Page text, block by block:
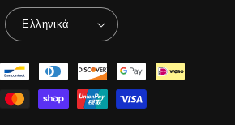
Ελληνικά